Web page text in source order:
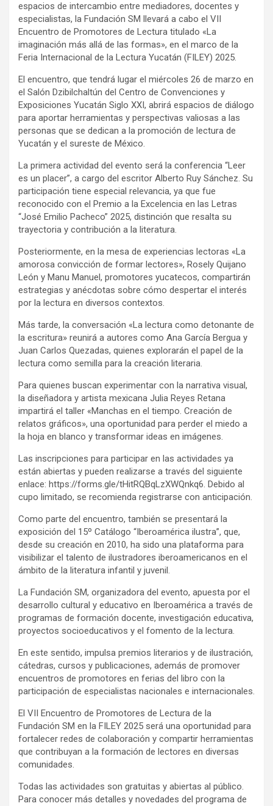
espacios de intercambio entre mediadores, docentes y
especialistas, la Fundación SM llevará a cabo el VII
Encuentro de Promotores de Lectura titulado «La
imaginación más allá de las formas», en el marco de la
Feria Internacional de la Lectura Yucatán (FILEY) 2025.
El encuentro, que tendrá lugar el miércoles 26 de marzo en
el Salón Dzibilchaltún del Centro de Convenciones y
Exposiciones Yucatán Siglo XXI, abrirá espacios de diálogo
para aportar herramientas y perspectivas valiosas a las
personas que se dedican a la promoción de lectura de
Yucatán y el sureste de México.
La primera actividad del evento será la conferencia “Leer
es un placer”, a cargo del escritor Alberto Ruy Sánchez. Su
participación tiene especial relevancia, ya que fue
reconocido con el Premio a la Excelencia en las Letras
“José Emilio Pacheco” 2025, distinción que resalta su
trayectoria y contribución a la literatura.
Posteriormente, en la mesa de experiencias lectoras «La
amorosa convicción de formar lectores», Rosely Quijano
León y Manu Manuel, promotores yucatecos, compartirán
estrategias y anécdotas sobre cómo despertar el interés
por la lectura en diversos contextos.
Más tarde, la conversación «La lectura como detonante de
la escritura» reunirá a autores como Ana García Bergua y
Juan Carlos Quezadas, quienes explorarán el papel de la
lectura como semilla para la creación literaria.
Para quienes buscan experimentar con la narrativa visual,
la diseñadora y artista mexicana Julia Reyes Retana
impartirá el taller «Manchas en el tiempo. Creación de
relatos gráficos», una oportunidad para perder el miedo a
la hoja en blanco y transformar ideas en imágenes.
Las inscripciones para participar en las actividades ya
están abiertas y pueden realizarse a través del siguiente
enlace: https://forms.gle/tHitRQBqLzXWQnkq6. Debido al
cupo limitado, se recomienda registrarse con anticipación.
Como parte del encuentro, también se presentará la
exposición del 15º Catálogo “Iberoamérica ilustra”, que,
desde su creación en 2010, ha sido una plataforma para
visibilizar el talento de ilustradores iberoamericanos en el
ámbito de la literatura infantil y juvenil.
La Fundación SM, organizadora del evento, apuesta por el
desarrollo cultural y educativo en Iberoamérica a través de
programas de formación docente, investigación educativa,
proyectos socioeducativos y el fomento de la lectura.
En este sentido, impulsa premios literarios y de ilustración,
cátedras, cursos y publicaciones, además de promover
encuentros de promotores en ferias del libro con la
participación de especialistas nacionales e internacionales.
El VII Encuentro de Promotores de Lectura de la
Fundación SM en la FILEY 2025 será una oportunidad para
fortalecer redes de colaboración y compartir herramientas
que contribuyan a la formación de lectores en diversas
comunidades.
Todas las actividades son gratuitas y abiertas al público.
Para conocer más detalles y novedades del programa de